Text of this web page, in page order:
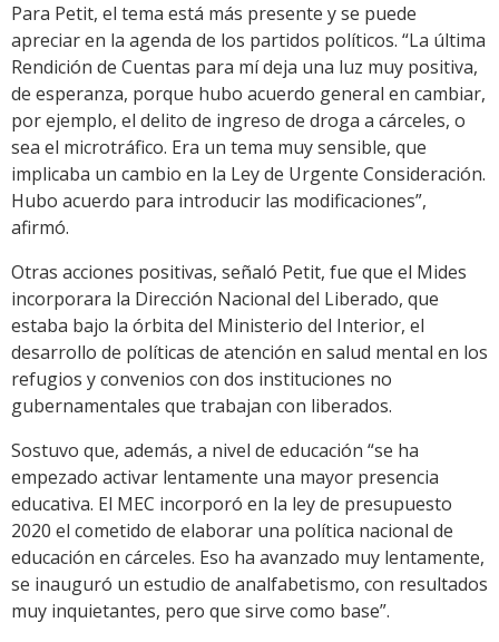
Para Petit, el tema está más presente y se puede
apreciar en la agenda de los partidos políticos. “La última
Rendición de Cuentas para mí deja una luz muy positiva,
de esperanza, porque hubo acuerdo general en cambiar,
por ejemplo, el delito de ingreso de droga a cárceles, o
sea el microtráfico. Era un tema muy sensible, que
implicaba un cambio en la Ley de Urgente Consideración.
Hubo acuerdo para introducir las modificaciones”,
afirmó.
Otras acciones positivas, señaló Petit, fue que el Mides
incorporara la Dirección Nacional del Liberado, que
estaba bajo la órbita del Ministerio del Interior, el
desarrollo de políticas de atención en salud mental en los
refugios y convenios con dos instituciones no
gubernamentales que trabajan con liberados.
Sostuvo que, además, a nivel de educación “se ha
empezado activar lentamente una mayor presencia
educativa. El MEC incorporó en la ley de presupuesto
2020 el cometido de elaborar una política nacional de
educación en cárceles. Eso ha avanzado muy lentamente,
se inauguró un estudio de analfabetismo, con resultados
muy inquietantes, pero que sirve como base”.